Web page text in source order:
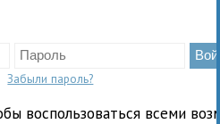
Забыли пароль?
воспользоваться всеми